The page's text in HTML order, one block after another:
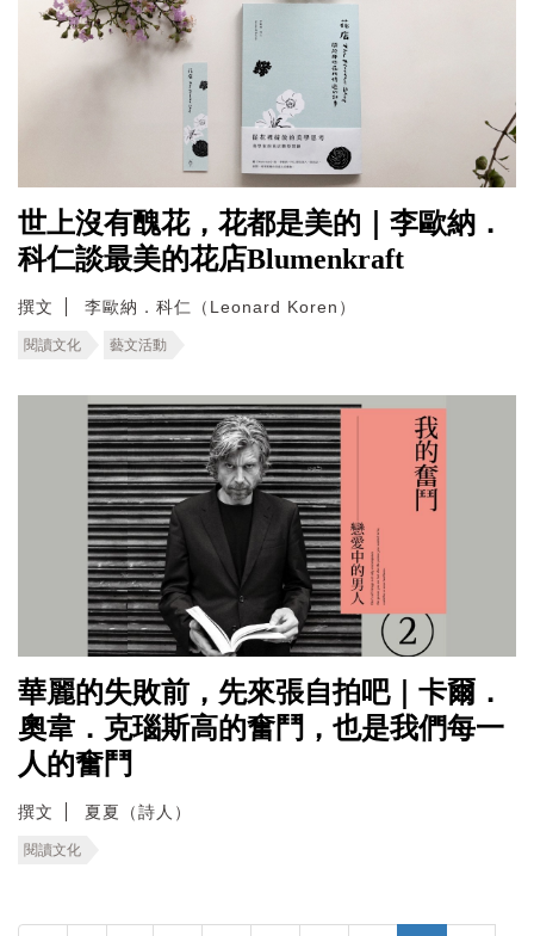
世上沒有醜花，花都是美的｜李歐納．
科仁談最美的花店Blumenkraft
撰文 李歐納．科仁（Leonard Koren）
閱讀文化 藝文活動
華麗的失敗前，先來張自拍吧｜卡爾．
奧韋．克瑙斯高的奮鬥，也是我們每一
人的奮鬥
撰文 夏夏（詩人）
閱讀文化